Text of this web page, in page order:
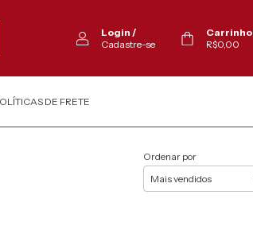
Login /
Cadastre-se
Carrinho
R$0,00
DE FRETE
Ordenar por